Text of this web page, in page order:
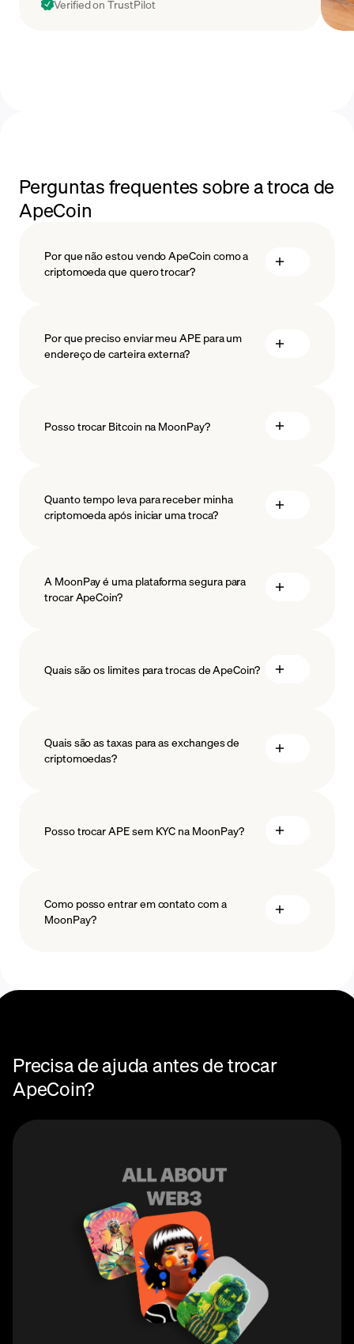
Verified on TrustPilot
Perguntas frequentes sobre a troca de
ApeCoin
Por que não estou vendo ApeCoin como a
criptomoeda que quero trocar?
Por que preciso enviar meu APE para um
endereço de carteira externa?
Posso trocar Bitcoin na MoonPay?
Quanto tempo leva para receber minha
criptomoeda após iniciar uma troca?
A MoonPay é uma plataforma segura para
trocar ApeCoin?
salvaguardar
Quais são os limites para trocas de ApeCoin?
Quais são as taxas para as exchanges de
criptomoedas?
Posso trocar APE sem KYC na MoonPay?
Como posso entrar em contato com a
MoonPay?
Swaps
Precisa de ajuda antes de trocar
ApeCoin?